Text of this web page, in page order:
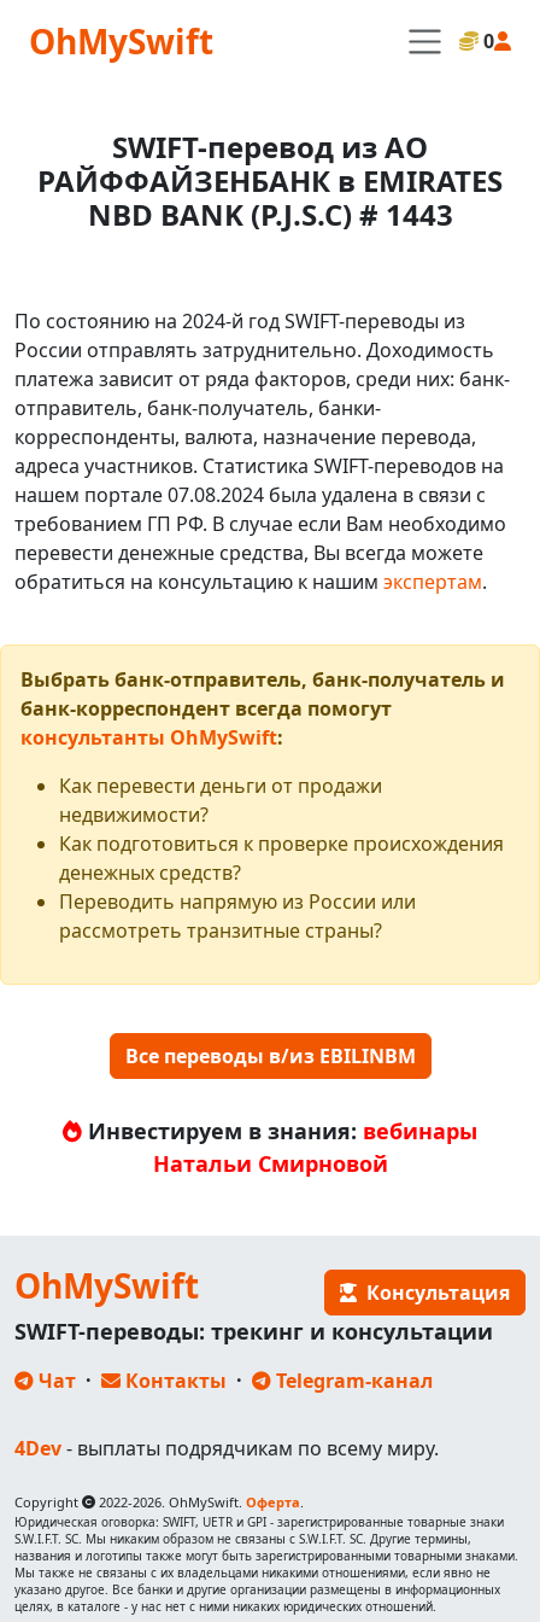
OhMySwift 0
SWIFT-перевод из АО
РАЙФФАЙЗЕНБАНК в EMIRATES
NBD BANK (P.J.S.C) # 1443
По состоянию на 2024-й год SWIFT-переводы из
России отправлять затруднительно. Доходимость
платежа зависит от ряда факторов, среди них: банк-
отправитель, банк-получатель, банки-
корреспонденты, валюта, назначение перевода,
адреса участников. Статистика SWIFT-переводов на
нашем портале 07.08.2024 была удалена в связи с
требованием ГП РФ. В случае если Вам необходимо
перевести денежные средства, Вы всегда можете
обратиться на консультацию к нашим экспертам.
Выбрать банк-отправитель, банк-получатель и
банк-корреспондент всегда помогут
консультанты OhMySwift:
Как перевести деньги от продажи
недвижимости?
Как подготовиться к проверке происхождения
денежных средств?
Переводить напрямую из России или
рассмотреть транзитные страны?
Все переводы в/из EBILINBM
Инвестируем в знания: вебинары
Натальи Смирновой
OhMySwift Консультация
SWIFT-переводы: трекинг и консультации
Чат · Контакты · Telegram-канал
4Dev- выплаты подрядчикам по всему миру.
Copyright 2022-2026. OhMySwift. Оферта.
Юридическая оговорка: SWIFT, UETR и GPI - зарегистрированные товарные знаки
S.W.I.F.T. SC. Мы никаким образом не связаны с S.W.I.F.T. SC. Другие термины,
названия и логотипы также могут быть зарегистрированными товарными знаками.
Мы также не связаны с их владельцами никакими отношениями, если явно не
указано другое. Все банки и другие организации размещены в информационных
целях, в каталоге - у нас нет с ними никаких юридических отношений.